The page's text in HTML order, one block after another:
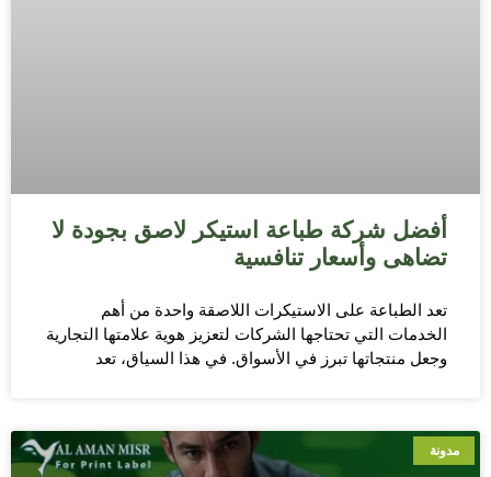
أفضل شركة طباعة استيكر لاصق بجودة لا
تضاهى وأسعار تنافسية
تعد الطباعة على الاستيكرات اللاصقة واحدة من أهم
الخدمات التي تحتاجها الشركات لتعزيز هوية علامتها التجارية
وجعل منتجاتها تبرز في الأسواق. في هذا السياق، تعد
مدونة